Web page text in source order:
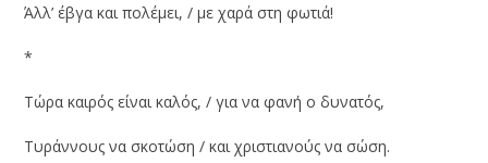
Άλλ’ έβγα και πολέμει, / με χαρά στη φωτιά!
*
Τώρα καιρός είναι καλός, / για να φανή ο δυνατός,
Τυράννους να σκοτώση / και χριστιανούς να σώση.